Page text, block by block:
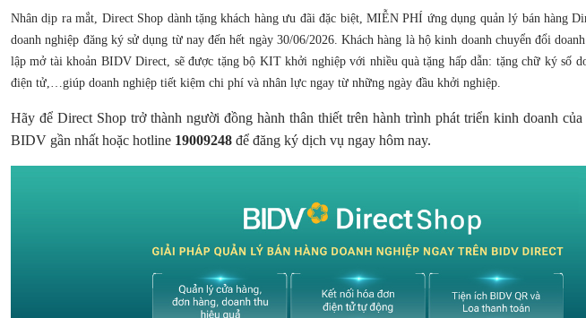
Nhân dịp ra mắt, Direct Shop dành tặng khách hàng ưu đãi đặc biệt, MIỄN PHÍ ứng dụng quản lý bán hàng
doanh nghiệp đăng ký sử dụng từ nay đến hết ngày 30/06/2026. Khách hàng là hộ kinh doanh chuyển đổi
lập mở tài khoản BIDV Direct, sẽ được tặng bộ KIT khởi nghiệp với nhiều quà tặng hấp dẫn: tặng chữ ký số
điện tử,…giúp doanh nghiệp tiết kiệm chi phí và nhân lực ngay từ những ngày đầu khởi nghiệp.
Hãy để Direct Shop trở thành người đồng hành thân thiết trên hành trình phát triển kinh doanh
BIDV gần nhất hoặc hotline 19009248 để đăng ký dịch vụ ngay hôm nay.